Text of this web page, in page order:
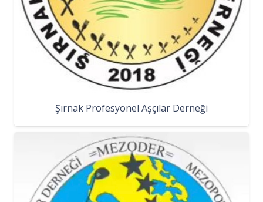
Şırnak Profesyonel Aşçılar Derneği